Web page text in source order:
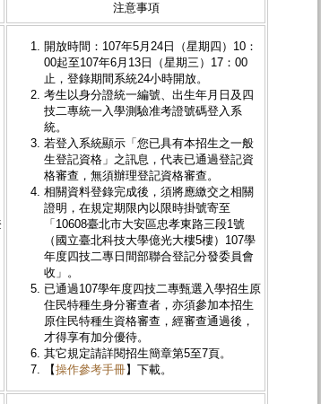
注意事項
開放時間：107年5月24日（星期四）10：
00起至107年6月13日（星期三）17：00
止，登錄期間系統24小時開放。
考生以身分證統一編號、出生年月日及四
技二專統一入學測驗准考證號碼登入系
統。
若登入系統顯示「您已具有本招生之一般
生登記資格」之訊息，代表已通過登記資
格審查，無須辦理登記資格審查。
相關資料登錄完成後，須將應繳交之相關
證明，在規定期限內以限時掛號寄至
「10608臺北市大安區忠孝東路三段1號
（國立臺北科技大學億光大樓5樓）107學
年度四技二專日間部聯合登記分發委員會
收」。
已通過107學年度四技二專甄選入學招生原
住民特種生身分審查者，亦須參加本招生
原住民特種生資格審查，經審查通過後，
才得享有加分優待。
其它規定請詳閱招生簡章第5至7頁。
【操作參考手冊】下載。